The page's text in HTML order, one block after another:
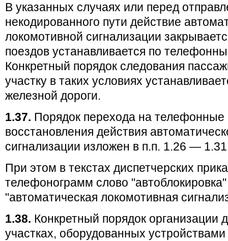
В указанных случаях или перед
некодированного пути действие
локомотивной сигнализации
поездов устанавливается по
Конкретный порядок следования
участку в таких условиях
железной дороги.
1.37. Порядок перехода на телефонные
восстановления действия
сигнализации изложен в п.п. 1.26 —
При этом в текстах диспетчерских
телефонограмм слово
"автоматическая локомотивная
1.38. Конкретный порядок организации
участках, оборудованных